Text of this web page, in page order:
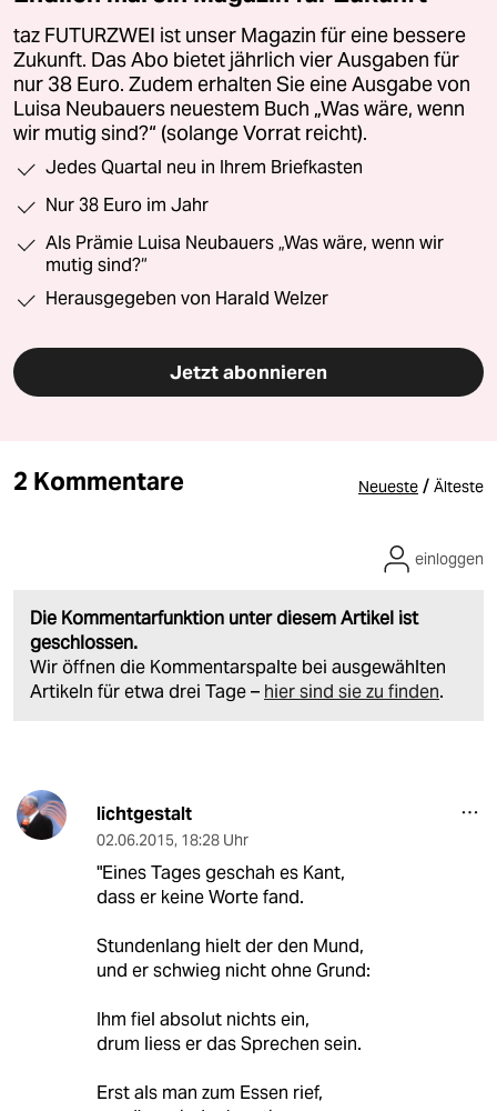
taz FUTURZWEI ist unser Magazin für eine bessere
Zukunft. Das Abo bietet jährlich vier Ausgaben für
nur 38 Euro. Zudem erhalten Sie eine Ausgabe von
Luisa Neubauers neuestem Buch „Was wäre, wenn
wir mutig sind?“ (solange Vorrat reicht).
Jedes Quartal neu in Ihrem Briefkasten
Nur 38 Euro im Jahr
Als Prämie Luisa Neubauers „Was wäre, wenn wir
mutig sind?“
Herausgegeben von Harald Welzer
Jetzt abonnieren
2 Kommentare Neueste / Älteste
Die Kommentarfunktion unter diesem Artikel ist
geschlossen.
Wir öffnen die Kommentarspalte bei ausgewählten
Artikeln für etwa drei Tage – hier sind sie zu finden.
einloggen
lichtgestalt
02.06.2015, 18:28 Uhr
"Eines Tages geschah es Kant,
dass er keine Worte fand.
Stundenlang hielt der den Mund,
und er schwieg nicht ohne Grund:
Ihm fiel absolut nichts ein,
drum liess er das Sprechen sein.
Erst als man zum Essen rief,